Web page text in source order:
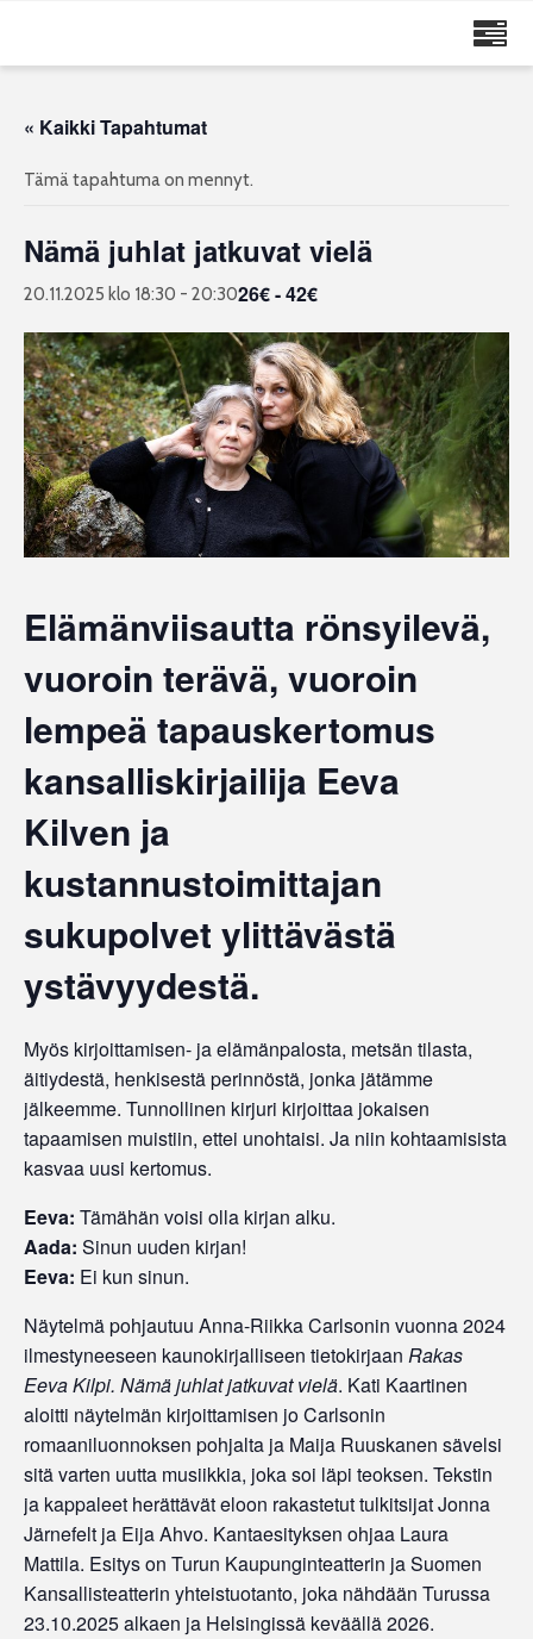
« Kaikki Tapahtumat
Tämä tapahtuma on mennyt.
Nämä juhlat jatkuvat vielä
20.11.2025 klo 18:30 - 20:3026€ - 42€
Elämänviisautta rönsyilevä,
vuoroin terävä, vuoroin
lempeä tapauskertomus
kansalliskirjailija Eeva
Kilven ja
kustannustoimittajan
sukupolvet ylittävästä
ystävyydestä.
Myös kirjoittamisen- ja elämänpalosta, metsän tilasta,
äitiydestä, henkisestä perinnöstä, jonka jätämme
jälkeemme. Tunnollinen kirjuri kirjoittaa jokaisen
tapaamisen muistiin, ettei unohtaisi. Ja niin kohtaamisista
kasvaa uusi kertomus.
Eeva: Tämähän voisi olla kirjan alku.
Aada: Sinun uuden kirjan!
Eeva: Ei kun sinun.
Näytelmä pohjautuu Anna-Riikka Carlsonin vuonna 2024
ilmestyneeseen kaunokirjalliseen tietokirjaan Rakas
Eeva Kilpi. Nämä juhlat jatkuvat vielä. Kati Kaartinen
aloitti näytelmän kirjoittamisen jo Carlsonin
romaaniluonnoksen pohjalta ja Maija Ruuskanen sävelsi
sitä varten uutta musiikkia, joka soi läpi teoksen. Tekstin
ja kappaleet herättävät eloon rakastetut tulkitsijat Jonna
Järnefelt ja Eija Ahvo. Kantaesityksen ohjaa Laura
Mattila. Esitys on Turun Kaupunginteatterin ja Suomen
Kansallisteatterin yhteistuotanto, joka nähdään Turussa
23.10.2025 alkaen ja Helsingissä keväällä 2026.